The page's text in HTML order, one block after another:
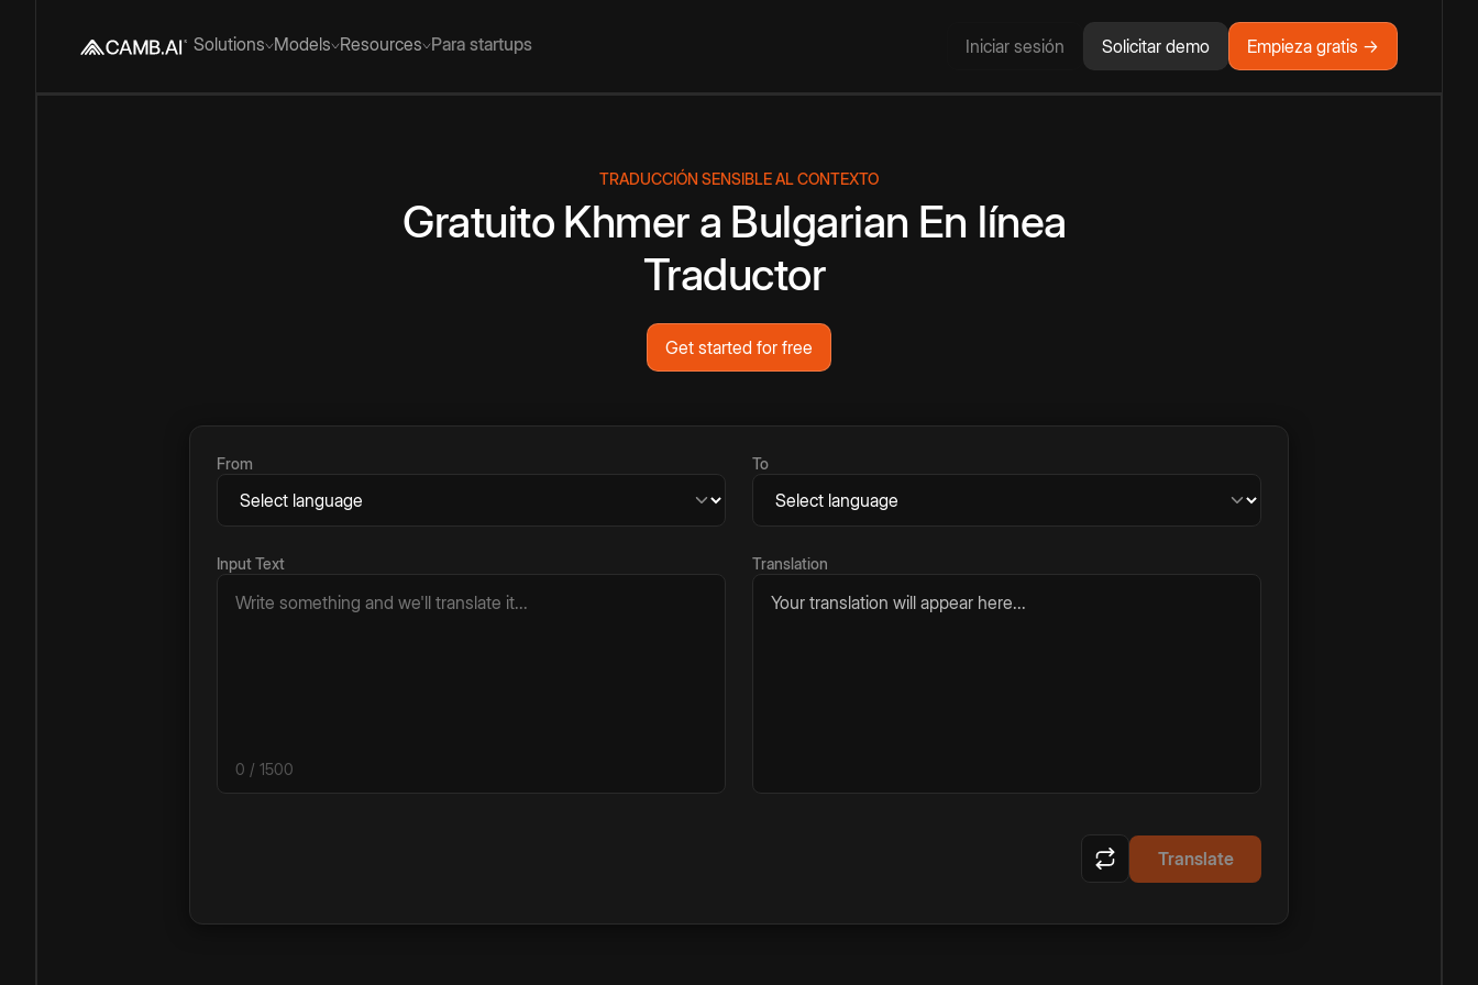
Solutions Models Resources Para startups Iniciar sesión Solicitar demo Empieza gratis →
TRADUCCIÓN SENSIBLE AL CONTEXTO
Gratuito Khmer a Bulgarian En línea
Traductor
Get started for free
From To
Input Text
0 / 1500
Translation
Your translation will appear here...
Translate